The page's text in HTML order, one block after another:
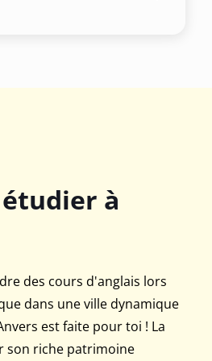
à
des cours d'anglais lors
dans une ville dynamique
est faite pour toi ! La
son riche patrimoine